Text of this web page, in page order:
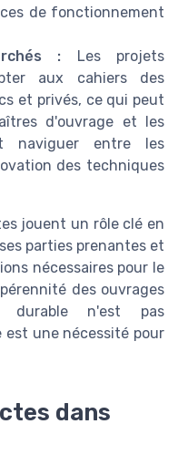
de fonctionnement
: Les projets
aux cahiers des
et privés, ce qui peut
d'ouvrage et les
naviguer entre les
des techniques
jouent un rôle clé en
parties prenantes et
nécessaires pour le
des ouvrages
durable n'est pas
est une nécessité pour
dans